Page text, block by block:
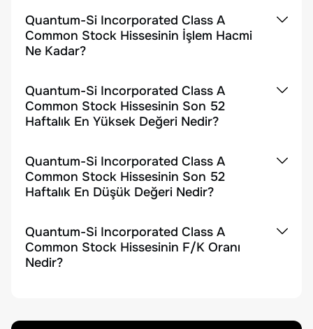
Quantum-Si Incorporated Class A
Common Stock Hissesinin İşlem Hacmi
Ne Kadar?
Quantum-Si Incorporated Class A
Common Stock Hissesinin Son 52
Haftalık En Yüksek Değeri Nedir?
Quantum-Si Incorporated Class A
Common Stock Hissesinin Son 52
Haftalık En Düşük Değeri Nedir?
Quantum-Si Incorporated Class A
Common Stock Hissesinin F/K Oranı
Nedir?